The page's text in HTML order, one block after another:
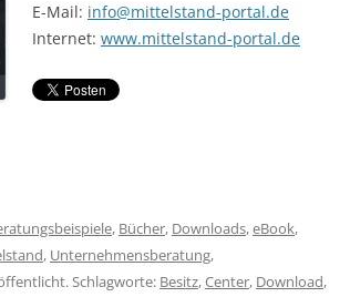
E-Mail: info@mittelstand-portal.de
Internet: www.mittelstand-portal.de
, Bücher, Downloads,eBook,
, Unternehmensberatung,
Schlagworte: Besitz,Center, Download,